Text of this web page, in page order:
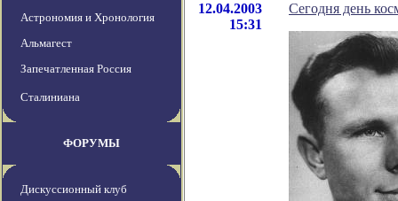
Астрономия и Хронология
Альмагест
Запечатленная Россия
Сталиниана
ФОРУМЫ
Дискуссионный клуб
12.04.2003
15:31
Сегодня день